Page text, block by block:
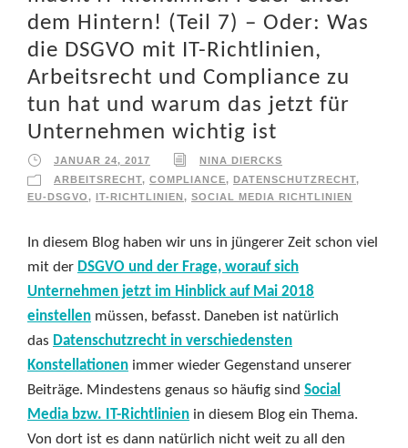
dem Hintern! (Teil 7) – Oder: Was
die DSGVO mit IT-Richtlinien,
Arbeitsrecht und Compliance zu
tun hat und warum das jetzt für
Unternehmen wichtig ist
JANUAR 24, 2017
NINA DIERCKS
ARBEITSRECHT, COMPLIANCE, DATENSCHUTZRECHT,
EU-DSGVO, IT-RICHTLINIEN, SOCIAL MEDIA RICHTLINIEN
In diesem Blog haben wir uns in jüngerer Zeit schon viel
mit der DSGVO und der Frage, worauf sich
Unternehmen jetzt im Hinblick auf Mai 2018
einstellen müssen, befasst. Daneben ist natürlich
das Datenschutzrecht in verschiedensten
Konstellationen immer wieder Gegenstand unserer
Beiträge. Mindestens genaus so häufig sind Social
Media bzw. IT-Richtlinien in diesem Blog ein Thema.
Von dort ist es dann natürlich nicht weit zu all den